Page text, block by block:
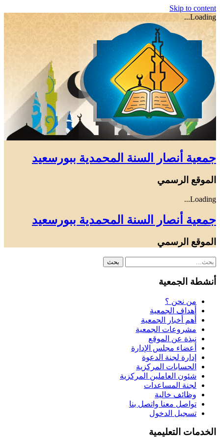
Skip to content
Loading...
جمعية أنصار السنة المحمدية ببورسعيد
الموقع الرسمي
Loading...
جمعية أنصار السنة المحمدية ببورسعيد
الموقع الرسمي
أنشطة الجمعية
من نحن ؟
أهداف الجمعية
أهم أخبار الجمعية
مشروعات الجمعية
نبذة عن الموقع
أعضاء مجلس الإدارة
إدارة لجنة الدعوة
الحسابات المركزية
شئون العاملين المركزية
لجنة المساعدات
وظائف خالية
تواصل معنا واتصل بنا
تسجيل الدخول
الخدمات التعليمية